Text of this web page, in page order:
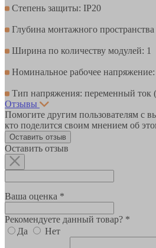
Степень защиты: IP20
Глубина монтажного
Ширина по количеству модулей: 1
Номинальное рабочее
Тип напряжения: переменный ток
Отзывы
Помогите другим пользователям с
кто поделится своим мнением об
Оставить отзыв
Оставить отзыв
Ваша оценка *
Рекомендуете данный товар? *
Да
Нет